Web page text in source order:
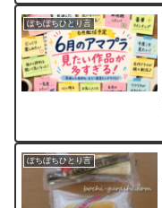
ぼちぼちひとり言
ぼちぼちひとり言